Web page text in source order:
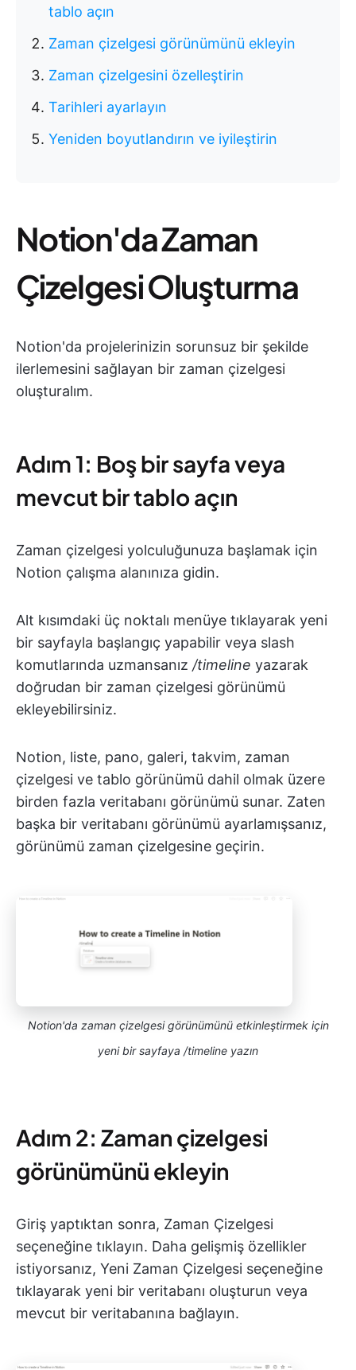
tablo açın
Zaman çizelgesi görünümünü ekleyin
Zaman çizelgesini özelleştirin
Tarihleri ayarlayın
Yeniden boyutlandırın ve iyileştirin
Notion'da Zaman
Çizelgesi Oluşturma
Notion'da projelerinizin sorunsuz bir şekilde
ilerlemesini sağlayan bir zaman çizelgesi
oluşturalım.
Adım 1: Boş bir sayfa veya
mevcut bir tablo açın
Zaman çizelgesi yolculuğunuza başlamak için
Notion çalışma alanınıza gidin.
Alt kısımdaki üç noktalı menüye tıklayarak yeni
bir sayfayla başlangıç yapabilir veya slash
komutlarında uzmansanız /timeline yazarak
doğrudan bir zaman çizelgesi görünümü
ekleyebilirsiniz.
Notion, liste, pano, galeri, takvim, zaman
çizelgesi ve tablo görünümü dahil olmak üzere
birden fazla veritabanı görünümü sunar. Zaten
başka bir veritabanı görünümü ayarlamışsanız,
görünümü zaman çizelgesine geçirin.
Notion'da zaman çizelgesi görünümünü etkinleştirmek için
yeni bir sayfaya /timeline yazın
Adım 2: Zaman çizelgesi
görünümünü ekleyin
Giriş yaptıktan sonra, Zaman Çizelgesi
seçeneğine tıklayın. Daha gelişmiş özellikler
istiyorsanız, Yeni Zaman Çizelgesi seçeneğine
tıklayarak yeni bir veritabanı oluşturun veya
mevcut bir veritabanına bağlayın.